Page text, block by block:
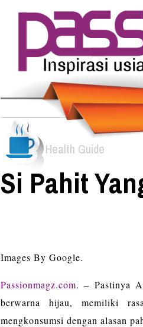
Health Guide
Si Pahit
Images By Google.
Passionmagz.com. – Pastinya
berwarna hijau, memiliki
mengkonsumsi dengan alasan